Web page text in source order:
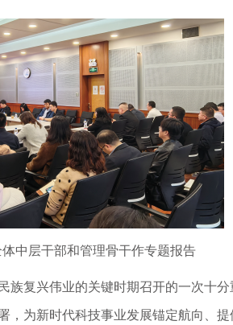
中层干部和管理骨干作专题报告
复兴伟业的关键时期召开的一次十
为新时代科技事业发展锚定航向、